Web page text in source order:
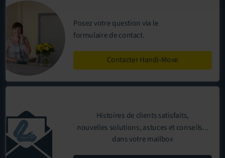
Posez votre question via le
formulaire de contact.
Contacter Handi-Move
Histoires de clients satisfaits,
nouvelles solutions, astuces et conseils...
dans votre mailbox